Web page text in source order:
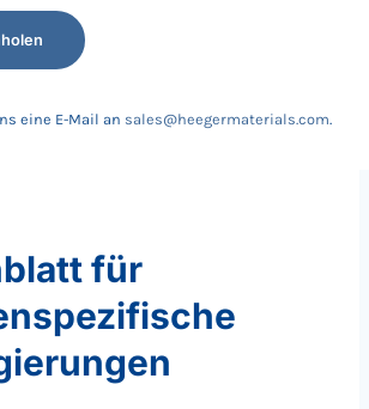
eine E-Mail an sales@heegermaterials.com.
für